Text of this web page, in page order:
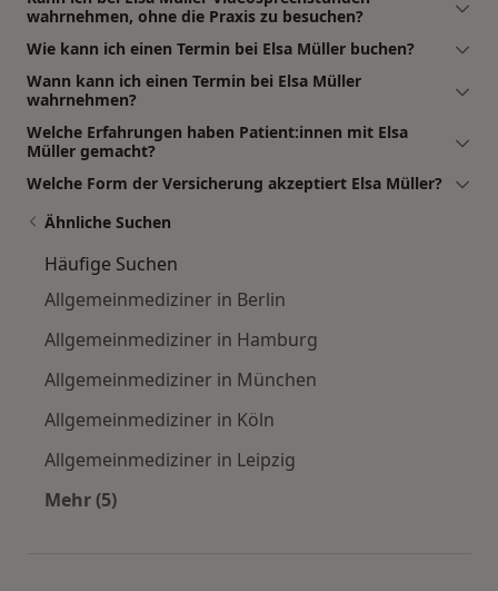
wahrnehmen, ohne die Praxis zu besuchen?
Wie kann ich einen Termin bei Elsa Müller buchen?
Wann kann ich einen Termin bei Elsa Müller
wahrnehmen?
Welche Erfahrungen haben Patient:innen mit Elsa
Müller gemacht?
Welche Form der Versicherung akzeptiert Elsa Müller?
Ähnliche Suchen
Häufige Suchen
Allgemeinmediziner in Berlin
Allgemeinmediziner in Hamburg
Allgemeinmediziner in München
Allgemeinmediziner in Köln
Allgemeinmediziner in Leipzig
Mehr (5)